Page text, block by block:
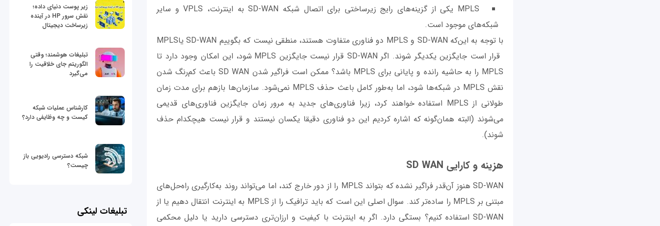
MPLS یکی از گزینه‌های رایج زیرساختی برای اتصال شبکه SD-WAN به اینترنت، VPLS و سایر
شبکه‌های موجود است.
با توجه به این‌که SD-WAN و MPLS دو فناوری متفاوت هستند، منطقی نیست که بگوییم SD-WAN یاMPLS
قرار است جایگزین یکدیگر شوند. اگر SD-WAN قرار نیست جایگزین MPLS شود، این امکان وجود دارد تا
MPLS را به حاشیه رانده و پایانی برای MPLS باشد؟ ممکن است فراگیر شدن SD WAN باعث کم‌رنگ شدن
نقش MPLS در شبکه‌ها شود، اما به‌طور کامل باعث حذف MPLS نمی‌شود. سازمان‌ها بازهم برای مدت زمان
طولانی از MPLS استفاده خواهند کرد، زیرا فناوری‌های جدید به مرور زمان جایگزین فناوری‌های قدیمی
‌می‌شوند (البته همان‌گونه که اشاره کردیم این دو فناوری دقیقا یکسان نیستند و قرار نیست هیچکدام حذف
شوند).
هزینه و کارایی SD WAN
SD-WAN هنوز آن‌قدر فراگیر نشده که بتواند MPLS را از دور خارج کند، اما می‌تواند روند به‌کارگیری راه‌حل‌های
مبتنی بر MPLS را ساده‌تر کند. سوال اصلی این است که باید ترافیک را از MPLS به اینترنت انتقال دهیم یا از
SD-WAN استفاده کنیم؟ بستگی دارد. اگر به اینترنت با کیفیت و ارزان‌تری دسترسی دارید یا دلیل محکمی
زیر پوست دنیای داده؛
نقش سرور HP در آینده
زیرساخت دیجیتال
تبلیغات هوشمند؛ وقتی
الگوریتم جای خلاقیت را
می‌گیرد
کارشناس عملیات شبکه
کیست و چه وظایفی دارد؟
شبکه دسترسی رادیویی باز
چیست؟
تبلیغات لینکی